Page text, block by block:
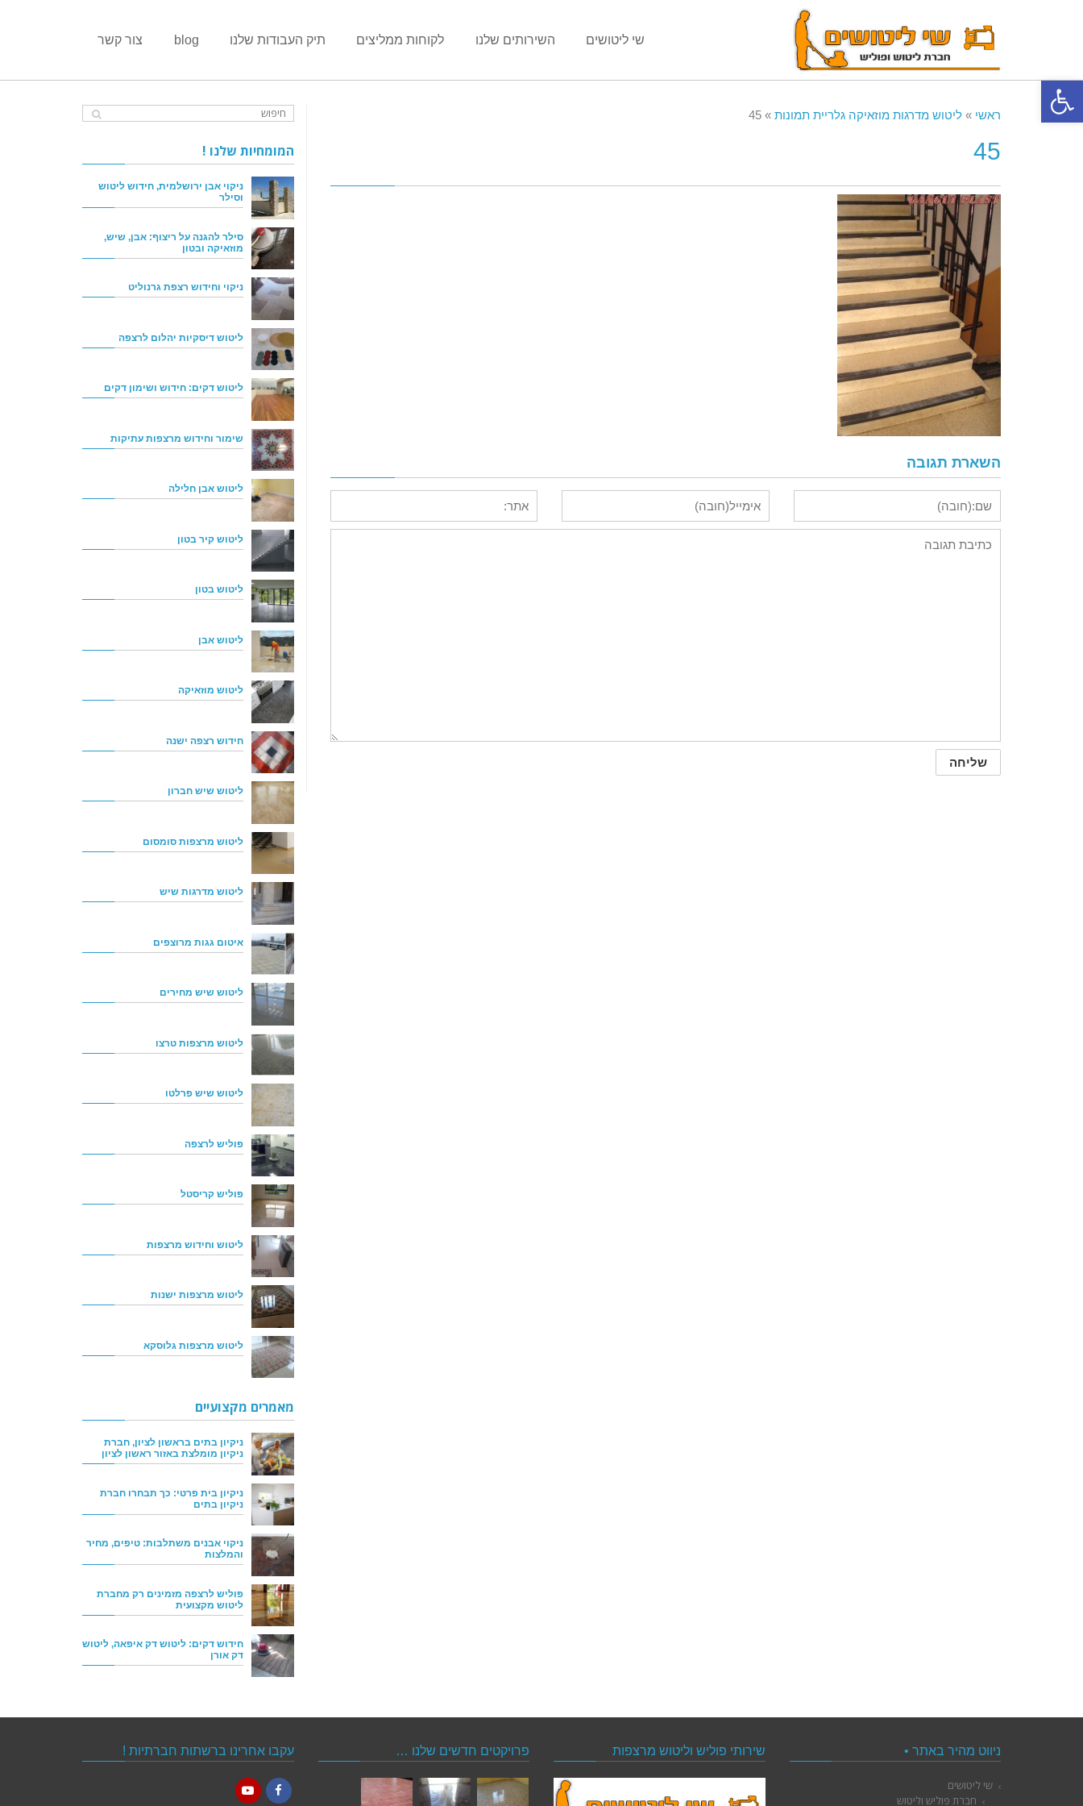
פתח סרגל נגישות
שי ליטושים השירותים שלנו לקוחות ממליצים תיק העבודות שלנו blog צור קשר
ראשי » ליטוש מדרגות מוזאיקה גלריית תמונות »
45
45
השארת תגובה
המומחיות שלנו !
ניקוי אבן ירושלמית, חידוש ליטוש
וסילר
סילר להגנה על ריצוף: אבן, שיש,
מוזאיקה ובטון
ניקוי וחידוש רצפת גרנוליט
ליטוש דיסקיות יהלום לרצפה
ליטוש דקים: חידוש ושימון דקים
שימור וחידוש מרצפות עתיקות
ליטוש אבן חלילה
ליטוש קיר בטון
ליטוש בטון
ליטוש אבן
ליטוש מוזאיקה
חידוש רצפה ישנה
ליטוש שיש חברון
ליטוש מרצפות סומסום
ליטוש מדרגות שיש
איטום גגות מרוצפים
ליטוש שיש מחירים
ליטוש מרצפות טרצו
ליטוש שיש פרלטו
פוליש לרצפה
פוליש קריסטל
ליטוש וחידוש מרצפות
ליטוש מרצפות ישנות
ליטוש מרצפות גלוסקא
מאמרים מקצועיים
ניקיון בתים בראשון לציון, חברת
ניקיון מומלצת באזור ראשון לציון
ניקיון בית פרטי: כך תבחרו חברת
ניקיון בתים
ניקוי אבנים משתלבות: טיפים, מחיר
והמלצות
פוליש לרצפה מזמינים רק מחברת
ליטוש מקצועית
חידוש דקים: ליטוש דק איפאה, ליטוש
דק אורן
ניווט מהיר באתר •
שי ליטושים
חברת פוליש וליטוש
שירותי פוליש וליטוש מרצפות פרויקטים חדשים שלנו … עקבו אחרינו ברשתות חברתיות !